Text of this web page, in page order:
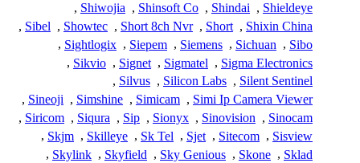
Shieldeye
,
Shindai
,
Shinsoft Co
,
Shiwojia
,
Shixin China
,
Short
,
Short 8ch Nvr
,
Showtec
,
Sibel
,
Sibo
,
Sichuan
,
Siemens
,
Siepem
,
Sightlogix
,
Sigma Electronics
,
Sigmatel
,
Signet
,
Sikvio
,
Silent Sentinel
,
Silicon Labs
,
Silvus
,
Simi Ip Camera Viewer
,
Simicam
,
Simshine
,
Sineoji
,
Sinocam
,
Sinovision
,
Sionyx
,
Sip
,
Siqura
,
Siricom
,
Sisview
,
Sitecom
,
Sjet
,
Sk Tel
,
Skilleye
,
Skjm
,
Sklad
,
Skone
,
Sky Genious
,
Skyfield
,
Skylink
,